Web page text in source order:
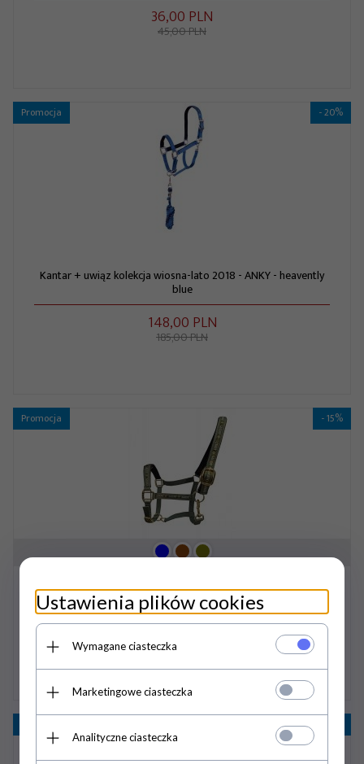
36,00 PLN
45,00 PLN
Promocja - 20%
Kantar + uwiąz kolekcja wiosna-lato 2018 - ANKY - heavently
blue
148,00 PLN
185,00 PLN
Promocja - 15%
109,65PLN
129,00 PLN
Ustawienia plików cookies
Wymagane ciasteczka
Marketingowe ciasteczka
Analityczne ciasteczka